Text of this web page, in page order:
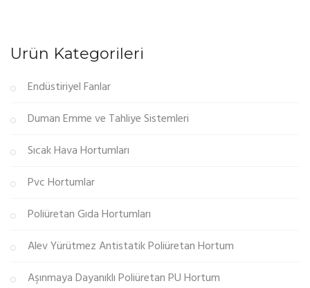
Ürün Kategorileri
Endüstiriyel Fanlar
Duman Emme ve Tahliye Sistemleri
Sıcak Hava Hortumları
Pvc Hortumlar
Poliüretan Gıda Hortumları
Alev Yürütmez Antistatik Poliüretan Hortum
Aşınmaya Dayanıklı Poliüretan PU Hortum